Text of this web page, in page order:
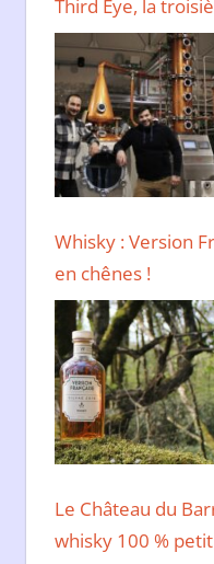
Third Eye, la
Whisky : Version
en chênes !
Le Château du
whisky 100 %